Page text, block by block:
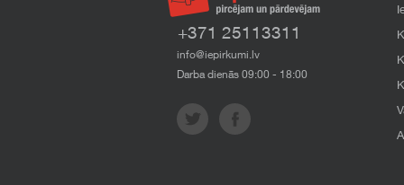
+371 25113311
info@iepirkumi.lv
Darba dienās 09:00 - 18:00